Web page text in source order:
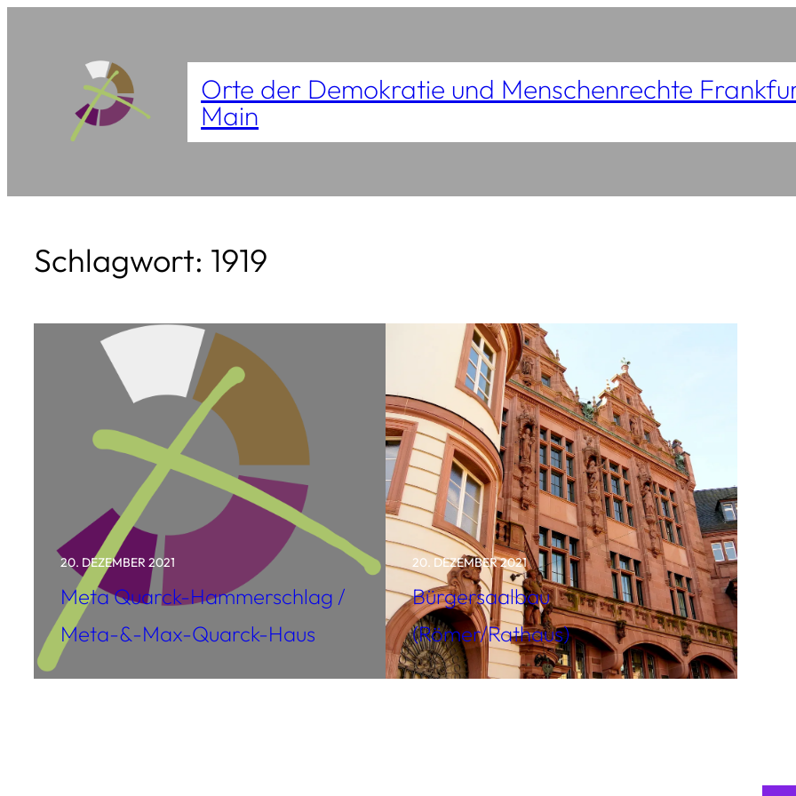
Orte der Demokratie und Menschenrechte
Main
Schlagwort: 1919
20. DEZEMBER 2021
Meta Quarck-Hammerschlag /
Meta-&-Max-Quarck-Haus
20. DEZEMBER 2021
Bürgersaalbau
(Römer/Rathaus)